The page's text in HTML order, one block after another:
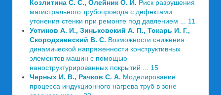
Козлитина С. С., Олейник О. И. Риск разрушения
магистрального трубопровода с дефектами
утонения стенки при ремонте под давлением ... 11
Устинов А. И., Зиньковский А. П., Токарь И. Г.,
Скородзиевский В. С. Возможности снижения
динамической напряженности конструктивных
элементов машин с помощью
наноструктурированных покрытий ... 15
Черных И. В., Рачков С. А. Моделирование
процесса индукционного нагрева труб в зоне